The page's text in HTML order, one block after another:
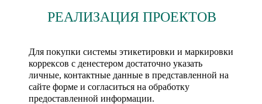
РЕАЛИЗАЦИЯ ПРОЕКТОВ
Для покупки системы этикетировки и маркировки
коррексов с денестером достаточно указать
личные, контактные данные в представленной на
сайте форме и согласиться на обработку
предоставленной информации.